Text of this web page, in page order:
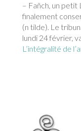
– Fañch, un petit
finalement
(n tilde). Le
lundi 24 février,
L’intégralité de